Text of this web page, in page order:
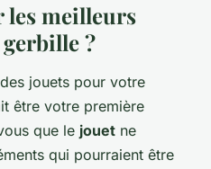
les meilleurs
?
jouets pour votre
être votre première
que le jouet ne
qui pourraient être